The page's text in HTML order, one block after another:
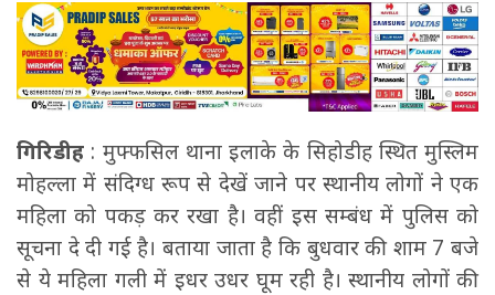
गिरिडीह : मुफ्फसिल थाना इलाके के सिहोडीह स्थित मुस्लिम
मोहल्ला में संदिग्ध रूप से देखें जाने पर स्थानीय लोगों ने एक
महिला को पकड़ कर रखा है। वहीं इस सम्बंध में पुलिस को
सूचना दे दी गई है। बताया जाता है कि बुधवार की शाम 7 बजे
से ये महिला गली में इधर उधर घूम रही है। स्थानीय लोगों की